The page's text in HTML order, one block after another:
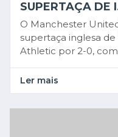
SUPERTAÇA DE
O Manchester
supertaça inglesa
Athletic por 2-0,
Ler mais